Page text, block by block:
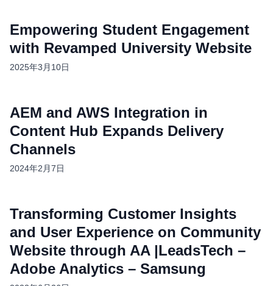
Empowering Student Engagement
with Revamped University Website
2025年3月10日
AEM and AWS Integration in
Content Hub Expands Delivery
Channels
2024年2月7日
Transforming Customer Insights
and User Experience on Community
Website through AA |LeadsTech –
Adobe Analytics – Samsung